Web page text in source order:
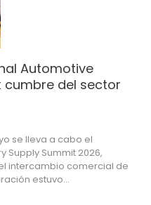
Automotive
cumbre del sector
se lleva a cabo el
Supply Summit 2026,
intercambio comercial de
estuvo…